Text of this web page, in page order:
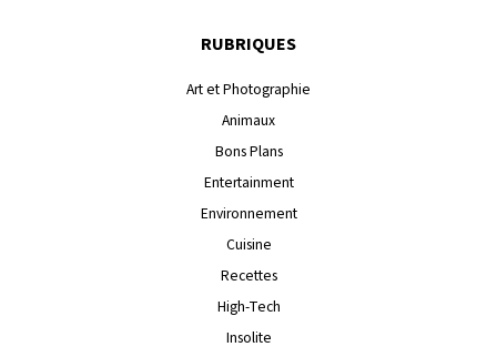
RUBRIQUES
Art et Photographie
Animaux
Bons Plans
Entertainment
Environnement
Cuisine
Recettes
High-Tech
Insolite